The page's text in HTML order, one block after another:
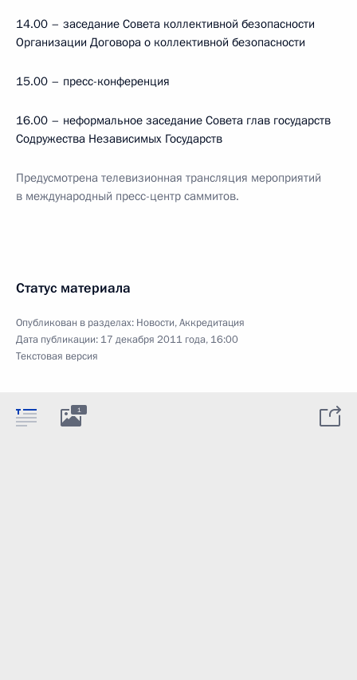
14.00 – заседание Совета коллективной безопасности
Организации Договора о коллективной безопасности
15.00 – пресс-конференция
16.00 – неформальное заседание Совета глав государств
Содружества Независимых Государств
Предусмотрена телевизионная трансляция мероприятий
в международный пресс-центр саммитов.
Статус материала
Опубликован в разделах: Новости,Аккредитация
Дата публикации: 17 декабря 2011 года, 16:00
Текстовая версия
1